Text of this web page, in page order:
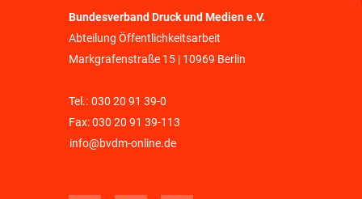
Bundesverband Druck und Medien e.V.
Abteilung Öffentlichkeitsarbeit
Markgrafenstraße 15 | 10969 Berlin
Tel.: 030 20 91 39-0
Fax: 030 20 91 39-113
info@bvdm-online.de